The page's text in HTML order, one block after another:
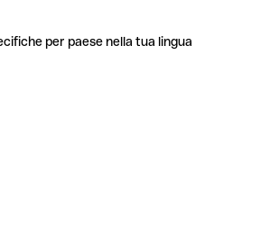
per paese nella tua lingua